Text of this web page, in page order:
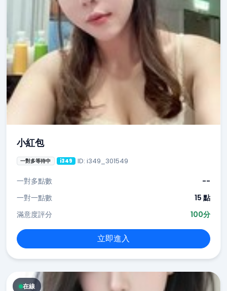
小紅包
一對多等待中 i349 ID: i349_301549
一對多點數
--
一對一點數
15 點
滿意度評分
100分
立即進入
在線